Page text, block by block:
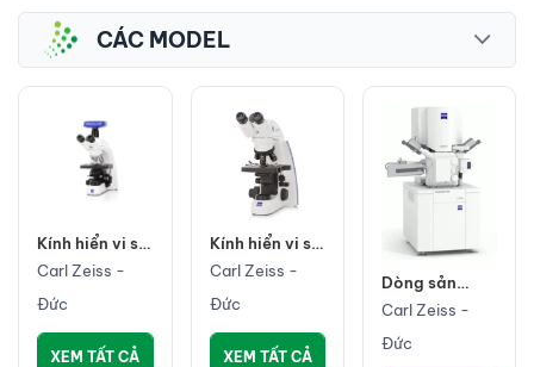
CÁC MODEL
Kính hiển vi soi
thẳng -
Carl Zeiss -
Đức
XEM TẤT CẢ
Kính hiển vi soi
thẳng -
Carl Zeiss -
Đức
XEM TẤT CẢ
Dòng sản
phẩm Kính
SEM
Carl Zeiss -
Đức